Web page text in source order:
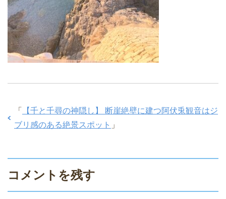
「
【千と千尋の神隠し】 断崖絶壁に建つ阿伏兎観音はジ
ブリ感のある絶景スポット 」
コメントを残す